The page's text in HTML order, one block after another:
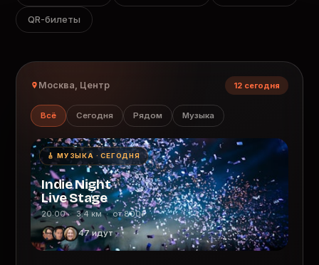
QR-билеты
Москва, Центр 12 сегодня
Всё Сегодня Рядом Музыка
🎸 МУЗЫКА · СЕГОДНЯ
Indie Night
Live Stage
20:00 · 3.4 км · от 800₽
47 идут